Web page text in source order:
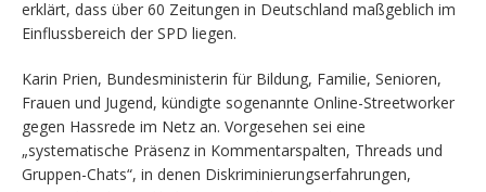
erklärt, dass über 60 Zeitungen in Deutschland maßgeblich im
Einflussbereich der SPD liegen.
Karin Prien, Bundesministerin für Bildung, Familie, Senioren,
Frauen und Jugend, kündigte sogenannte Online-Streetworker
gegen Hassrede im Netz an. Vorgesehen sei eine
„systematische Präsenz in Kommentarspalten, Threads und
Gruppen-Chats“, in denen Diskriminierungserfahrungen,